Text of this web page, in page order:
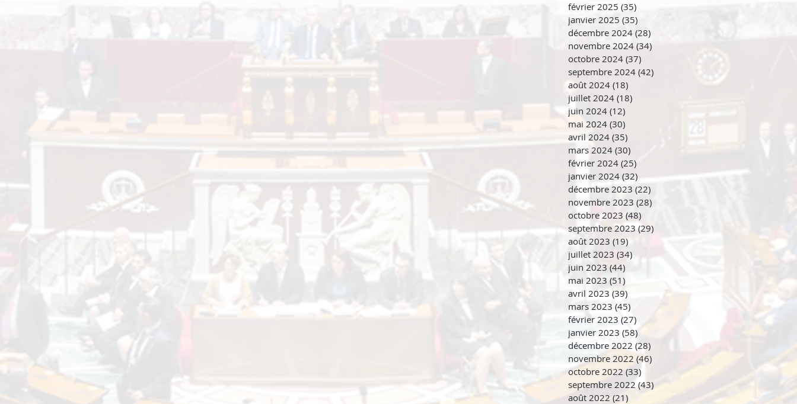
février 2025 (35)
janvier 2025 (35)
décembre 2024 (28)
novembre 2024 (34)
octobre 2024 (37)
septembre 2024 (42)
août 2024 (18)
juillet 2024 (18)
juin 2024 (12)
mai 2024 (30)
avril 2024 (35)
mars 2024 (30)
février 2024 (25)
janvier 2024 (32) 32 posts
décembre 2023 (22)
novembre 2023 (28)
octobre 2023 (48)
septembre 2023 (29)
août 2023 (19)
juillet 2023 (34) 34 posts
juin 2023 (44)
mai 2023 (51)
avril 2023 (39)
mars 2023 (45)
février 2023 (27)
janvier 2023 (58)
décembre 2022 (28)
novembre 2022 (46)
octobre 2022 (33)
septembre 2022 (43) 43 posts
août 2022 (21)